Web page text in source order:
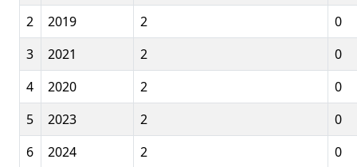
2
2019 2
0
3
2021 2
0
4
2020 2
0
5
2023 2
0
6
2024 2
0